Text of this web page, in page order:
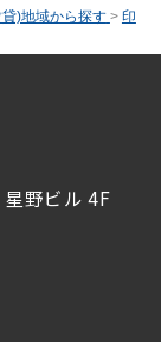
)地域から探す > 印
野ビル 4F